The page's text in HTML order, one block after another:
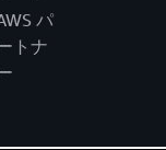
パ
トナ